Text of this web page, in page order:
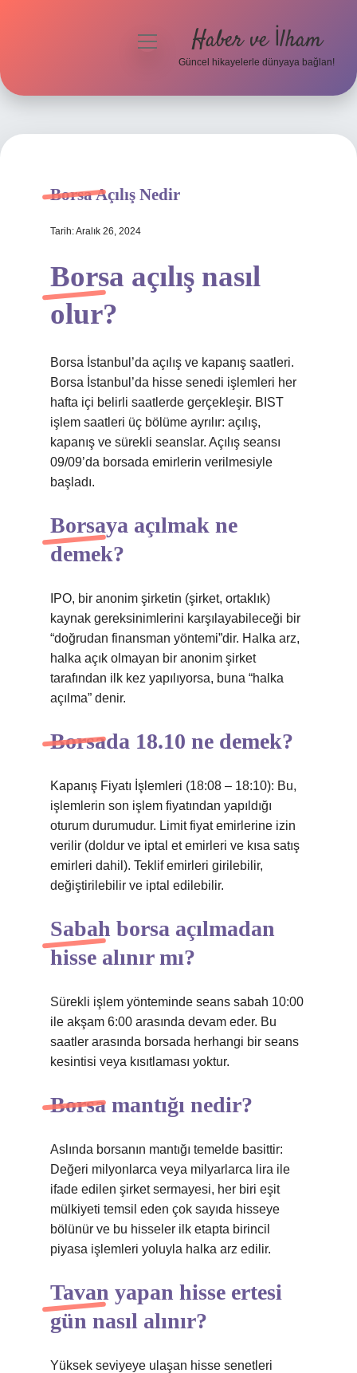
Hakkımızda
menüyü
Haber ve İlham
Güncel hikayelerle dünyaya bağlan!
Borsa Açılış Nedir
Tarih: Aralık 26, 2024
Borsa açılış nasıl
olur?
Borsa İstanbul’da açılış ve kapanış saatleri.
Borsa İstanbul’da hisse senedi işlemleri her
hafta içi belirli saatlerde gerçekleşir. BIST
işlem saatleri üç bölüme ayrılır: açılış,
kapanış ve sürekli seanslar. Açılış seansı
09/09’da borsada emirlerin verilmesiyle
başladı.
Borsaya açılmak ne
demek?
IPO, bir anonim şirketin (şirket, ortaklık)
kaynak gereksinimlerini karşılayabileceği bir
“doğrudan finansman yöntemi”dir. Halka arz,
halka açık olmayan bir anonim şirket
tarafından ilk kez yapılıyorsa, buna “halka
açılma” denir.
Borsada 18.10 ne demek?
Kapanış Fiyatı İşlemleri (18:08 – 18:10): Bu,
işlemlerin son işlem fiyatından yapıldığı
oturum durumudur. Limit fiyat emirlerine izin
verilir (doldur ve iptal et emirleri ve kısa satış
emirleri dahil). Teklif emirleri girilebilir,
değiştirilebilir ve iptal edilebilir.
Sabah borsa açılmadan
hisse alınır mı?
Sürekli işlem yönteminde seans sabah 10:00
ile akşam 6:00 arasında devam eder. Bu
saatler arasında borsada herhangi bir seans
kesintisi veya kısıtlaması yoktur.
Borsa mantığı nedir?
Aslında borsanın mantığı temelde basittir:
Değeri milyonlarca veya milyarlarca lira ile
ifade edilen şirket sermayesi, her biri eşit
mülkiyeti temsil eden çok sayıda hisseye
bölünür ve bu hisseler ilk etapta birincil
piyasa işlemleri yoluyla halka arz edilir.
Tavan yapan hisse ertesi
gün nasıl alınır?
Yüksek seviyeye ulaşan hisse senetleri